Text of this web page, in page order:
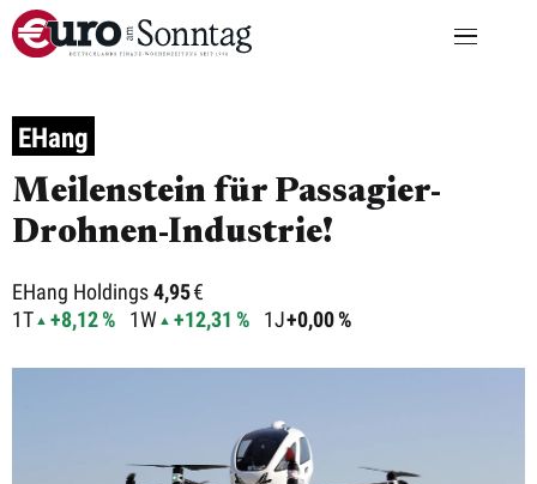
EHang
Meilenstein für Passagier-
Drohnen-Industrie!
EHang Holdings4,95€
1T
+8,12 % 1W +12,31 % 1J+0,00 %